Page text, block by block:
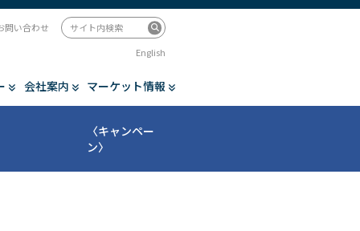
会社案内 マーケット情報
問い合わせ
English
〈キャンペー
ン〉